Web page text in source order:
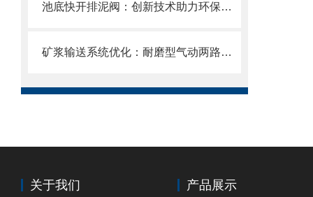
池底快开排泥阀：创新技术助力环保产业
矿浆输送系统优化：耐磨型气动两路分料阀的应用实践
关于我们 产品展示